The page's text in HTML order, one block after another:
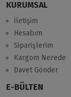
KURUMSAL
İletişim
Hesabım
Siparişlerim
Kargom Nerede
Davet Gönder
E-BÜLTEN